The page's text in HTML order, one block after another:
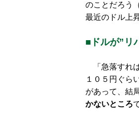
のことだろう
最近のドル上
■ドルが”リ
「急落すれ
１０５円ぐら
があって、結
かないところ